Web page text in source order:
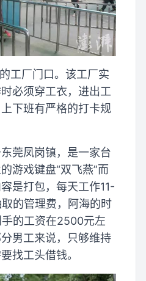
工厂门口。该工厂实
必须穿工衣，进出工
下班有严格的打卡规
莞凤岗镇，是一家台
游戏键盘“双飞燕”而
是打包，每天工作11-
的管理费，阿海的时
的工资在2500元左
男工来说，只够维持
找工头借钱。